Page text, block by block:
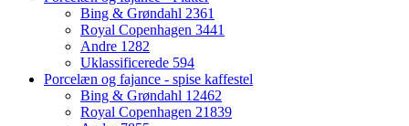
Bing & Grøndahl 2361
Royal Copenhagen 3441
Andre 1282
Uklassificerede 594
Porcelæn og fajance - spise kaffestel
Bing & Grøndahl 12462
Royal Copenhagen 21839